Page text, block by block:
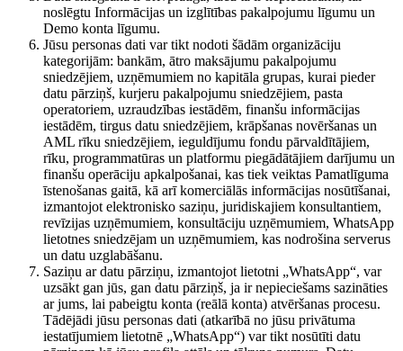
noslēgtu Informācijas un izglītības pakalpojumu līgumu un
Demo konta līgumu.
Jūsu personas dati var tikt nodoti šādām organizāciju
kategorijām: bankām, ātro maksājumu pakalpojumu
sniedzējiem, uzņēmumiem no kapitāla grupas, kurai pieder
datu pārziņš, kurjeru pakalpojumu sniedzējiem, pasta
operatoriem, uzraudzības iestādēm, finanšu informācijas
iestādēm, tirgus datu sniedzējiem, krāpšanas novēršanas un
AML rīku sniedzējiem, ieguldījumu fondu pārvaldītājiem,
rīku, programmatūras un platformu piegādātājiem darījumu un
finanšu operāciju apkalpošanai, kas tiek veiktas Pamatlīguma
īstenošanas gaitā, kā arī komerciālās informācijas nosūtīšanai,
izmantojot elektronisko saziņu, juridiskajiem konsultantiem,
revīzijas uzņēmumiem, konsultāciju uzņēmumiem, WhatsApp
lietotnes sniedzējam un uzņēmumiem, kas nodrošina serverus
un datu uzglabāšanu.
Saziņu ar datu pārziņu, izmantojot lietotni „WhatsApp“, var
uzsākt gan jūs, gan datu pārziņš, ja ir nepieciešams sazināties
ar jums, lai pabeigtu konta (reālā konta) atvēršanas procesu.
Tādējādi jūsu personas dati (atkarībā no jūsu privātuma
iestatījumiem lietotnē „WhatsApp“) var tikt nosūtīti datu